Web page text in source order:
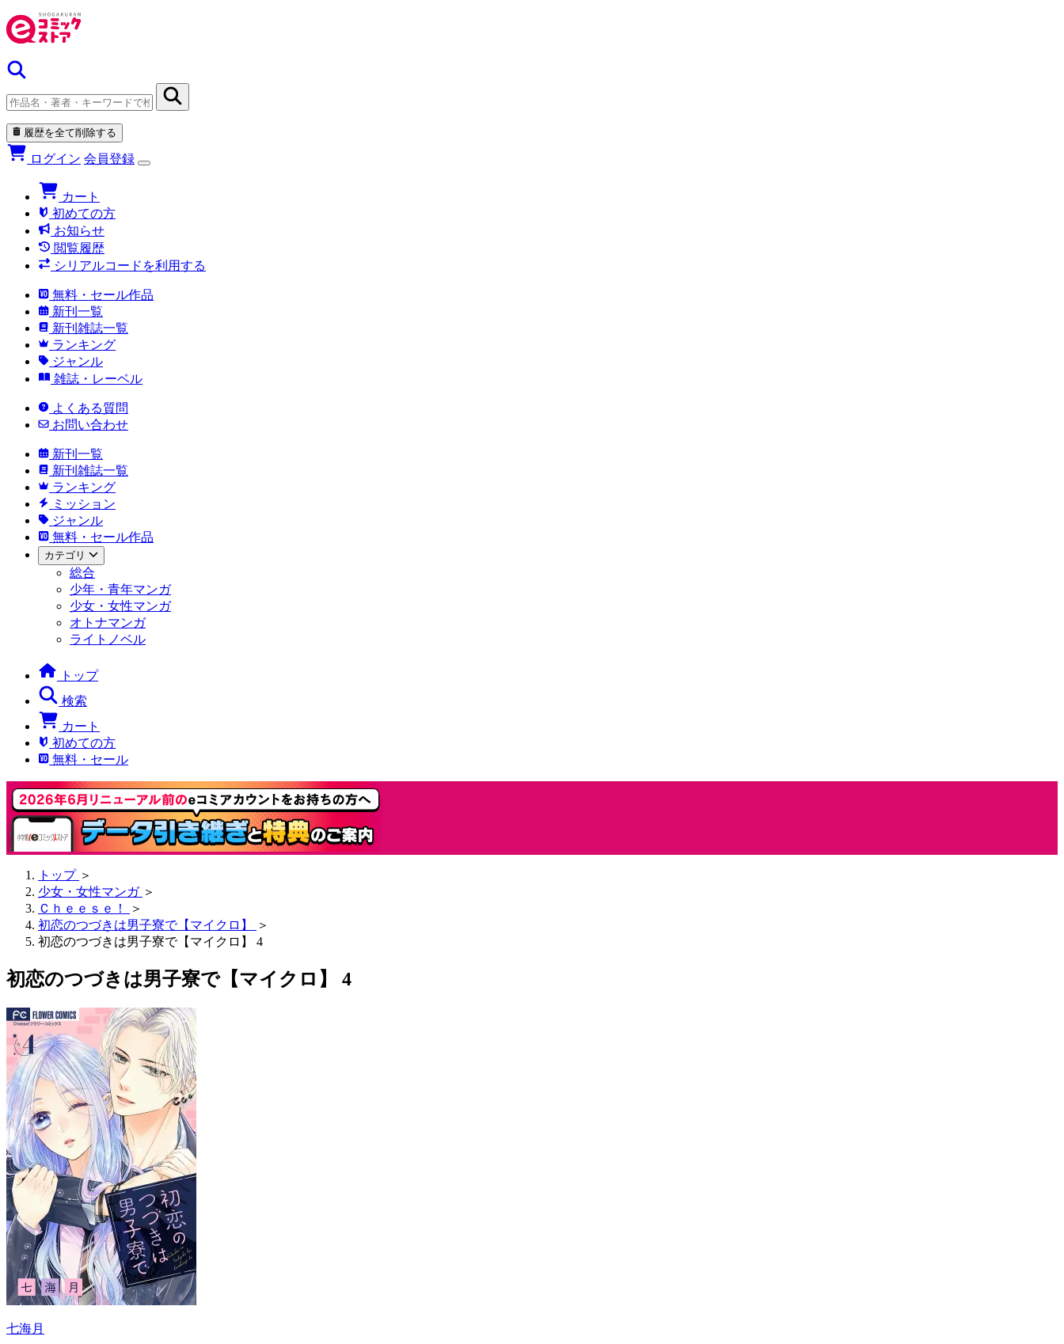
履歴を全て削除する
ログイン 会員登録
カート
初めての方
お知らせ
閲覧履歴
シリアルコードを利用する
無料・セール作品
新刊一覧
新刊雑誌一覧
ランキング
ジャンル
雑誌・レーベル
よくある質問
お問い合わせ
新刊一覧
新刊雑誌一覧
ランキング
ミッション
ジャンル
無料・セール作品
カテゴリ
総合
少年・青年マンガ
少女・女性マンガ
オトナマンガ
ライトノベル
トップ
検索
カート
初めての方
無料・セール
トップ ＞
少女・女性マンガ ＞
Ｃｈｅｅｓｅ！
＞
初恋のつづきは男子寮で【マイクロ】
＞
初恋のつづきは男子寮で【マイクロ】 4
初恋のつづきは男子寮で【マイクロ】 4
七海月